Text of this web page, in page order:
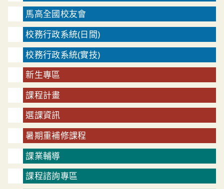
馬高全國校友會
校務行政系統(日間)
校務行政系統(實技)
新生專區
課程計畫
選課資訊
暑期重補修課程
課業輔導
課程諮詢專區